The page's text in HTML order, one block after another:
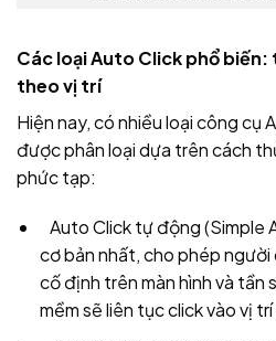
Các loại Auto Click phổ
theo vị trí
Hiện nay, có nhiều loại công cụ
được phân loại dựa trên cách
phức tạp:
Auto Click tự động (Simple
cơ bản nhất, cho phép
cố định trên màn hình và tần
mềm sẽ liên tục click vào vị